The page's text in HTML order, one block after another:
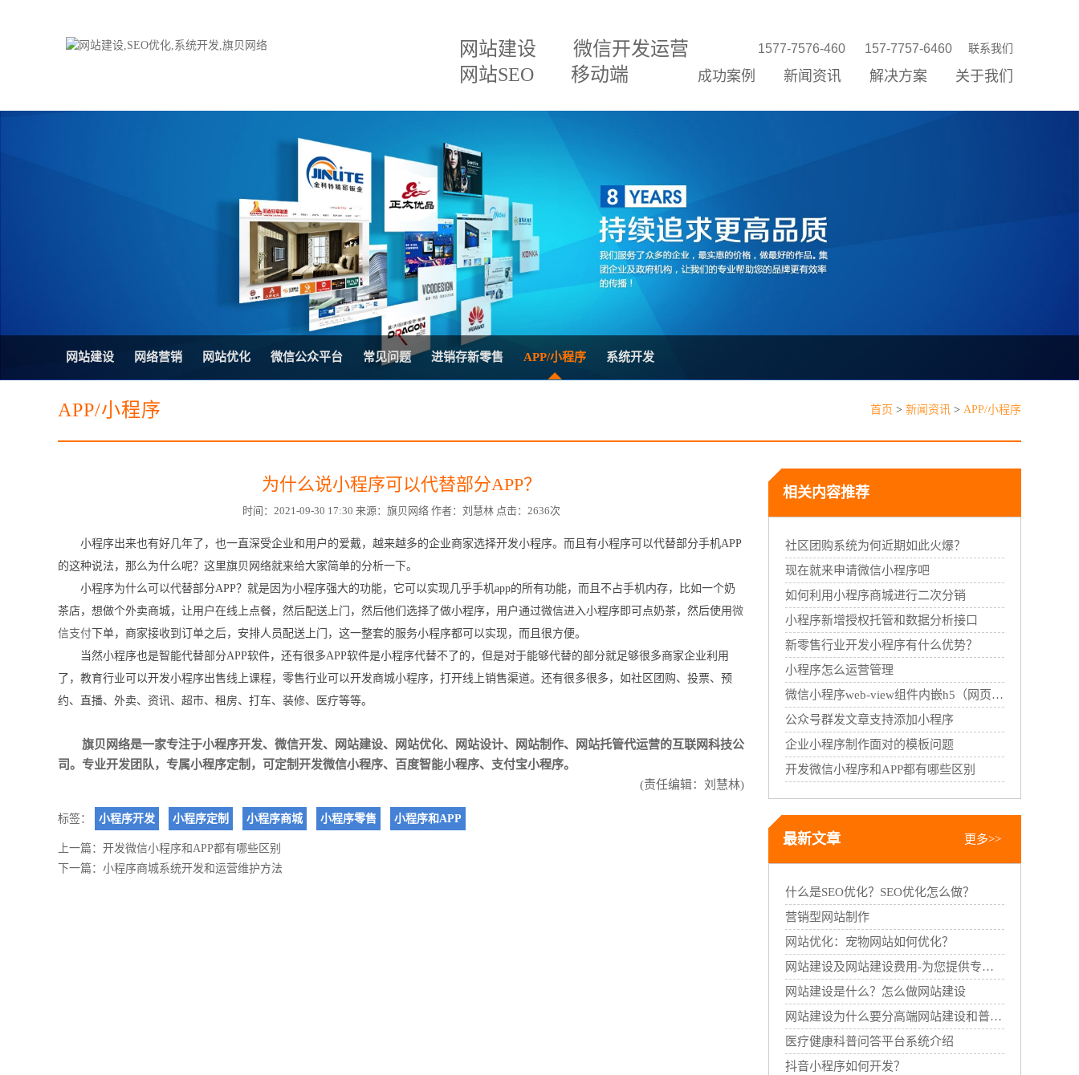
网站建设
微信开发运营
网站SEO
移动端
1577-7576-460 157-7757-6460 联系我们
成功案例 新闻资讯 解决方案 关于我们
微信平台建设
电子商务商城建设
H5响应式网站建设方案
防伪防窜货系统
外贸多语言网站建设方案
三级分销系统
网站推广优化方案
在线进销存管理
品牌加盟营销管理系统
营销型网站建设方案
微信小程序
百度排名专家
微信分销
三级分销直销系统
网站SEO优化
移动APP开发
网站托管代运营
关于我们
企业文化
招贤纳士
联系我们
公司公告
网站优化
网络营销
微信公众平台
进销存新零售
赋能线下门店，线上线下一体经营
网站建设 网络营销 网站优化 微信公众平台 常见问题 进销存新零售 APP/小程序 系统开发
APP/小程序 首页 > 新闻资讯 > APP/小程序
为什么说小程序可以代替部分APP？
时间：2021-09-30 17:30 来源：旗贝网络 作者：刘慧林 点击：2636次
小程序出来也有好几年了，也一直深受企业和用户的爱戴，越来越多的企业商家选择开发小程序。而且有小程序可以代替部分手机APP
的这种说法，那么为什么呢？这里旗贝网络就来给大家简单的分析一下。
小程序为什么可以代替部分APP？就是因为小程序强大的功能，它可以实现几乎手机app的所有功能，而且不占手机内存，比如一个奶
茶店，想做个外卖商城，让用户在线上点餐，然后配送上门，然后他们选择了做小程序，用户通过微信进入小程序即可点奶茶，然后使用微
信支付 下单，商家接收到订单之后，安排人员配送上门，这一整套的服务小程序都可以实现，而且很方便。
当然小程序也是智能代替部分APP软件，还有很多APP软件是小程序代替不了的，但是对于能够代替的部分就足够很多商家企业利用
了，教育行业可以开发小程序出售线上课程，零售行业可以开发商城小程序，打开线上销售渠道。还有很多很多，如社区团购、投票、预
约、直播、外卖、资讯、超市、租房、打车、装修、医疗等等。
旗贝网络是一家专注于小程序开发、 微信开发、 网站建设、 网站优化、 网站设计、 网站制作、 网站托管代运营的互联网科技公
司。专业开发团队，专属小程序定制，可定制开发微信小程序、百度智能小程序、支付宝小程序。
(责任编辑：刘慧林)
标签： 小程序开发 小程序定制 小程序商城 小程序零售 小程序和APP
上一篇： 开发微信小程序和APP都有哪些区别
下一篇： 小程序商城系统开发和运营维护方法
相关内容推荐
社区团购系统为何近期如此火爆？
现在就来申请微信小程序吧
如何利用小程序商城进行二次分销
小程序新增授权托管和数据分析接口
新零售行业开发小程序有什么优势？
小程序怎么运营管理
微信小程序web-view组件内嵌h5（网页）配置流程
公众号群发文章支持添加小程序
企业小程序制作面对的模板问题
开发微信小程序和APP都有哪些区别
最新文章 更多>>
什么是SEO优化？SEO优化怎么做？
营销型网站制作
网站优化：宠物网站如何优化？
网站建设及网站建设费用-为您提供专业的网站建设服务
网站建设是什么？怎么做网站建设
网站建设为什么要分高端网站建设和普通网站建设
医疗健康科普问答平台系统介绍
抖音小程序如何开发？